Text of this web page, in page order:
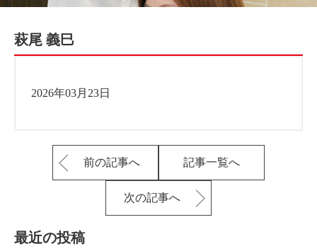
萩尾 義巳
2026年03月23日
前の記事へ 記事一覧へ
次の記事へ
最近の投稿